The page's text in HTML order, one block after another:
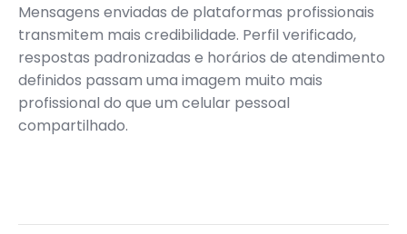
Mensagens enviadas de plataformas profissionais
transmitem mais credibilidade. Perfil verificado,
respostas padronizadas e horários de atendimento
definidos passam uma imagem muito mais
profissional do que um celular pessoal
compartilhado.